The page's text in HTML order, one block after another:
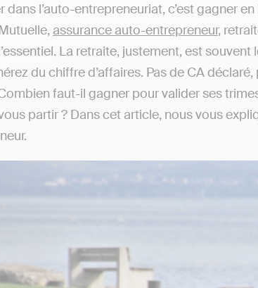
dans l’auto-entrepreneuriat, c’est gagner
assurance auto-entrepreneur,
La retraite, justement, est
du chiffre d’affaires. Pas de CA
faut-il gagner pour valider ses
partir ? Dans cet article, nous vous